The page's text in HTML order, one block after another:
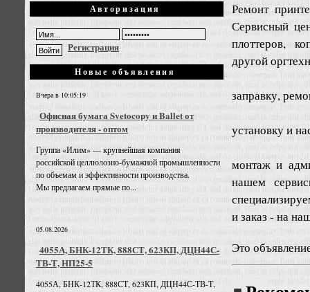
Авторизация
Регистрация
Новые объявления
Вчера в 10:05:19
Офисная бумага Svetocopy и Ballet от
производителя - оптом
Группа «Илим» — крупнейшая компания
российской целлюлозно-бумажной промышленности
по объемам и эффективности производства.
Мы предлагаем прямые по...
05.08.2026
4055А, БНК-12ТК, 888СТ, 623КП, ДЦН44С-
ТВ-Т, НП25-5
4055А, БНК-12ТК, 888СТ, 623КП, ДЦН44С-ТВ-Т,
Ремонт
Сервисный
плоттеров,
другой
заправку,
установку и
монтаж и
нашем
и заказ - на
Это